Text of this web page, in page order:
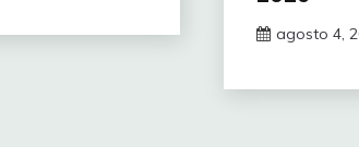
agosto 4,